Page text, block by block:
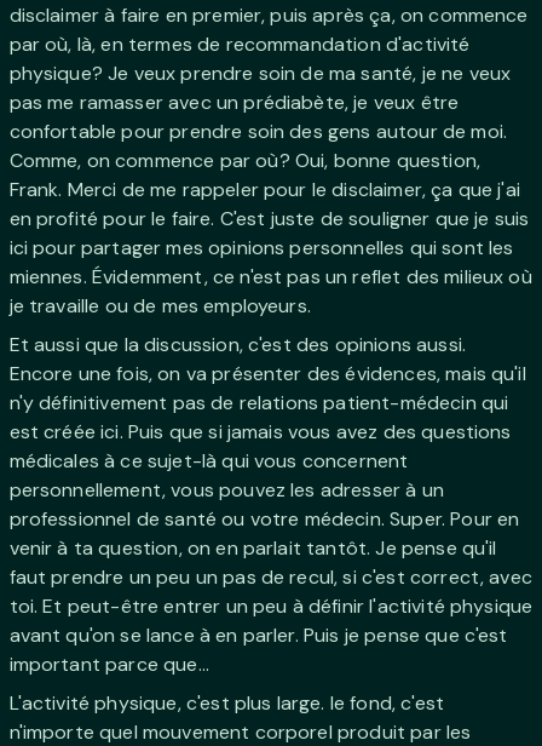
disclaimer à faire en premier, puis après ça, on commence
par où, là, en termes de recommandation d'activité
physique? Je veux prendre soin de ma santé, je ne veux
pas me ramasser avec un prédiabète, je veux être
confortable pour prendre soin des gens autour de moi.
Comme, on commence par où? Oui, bonne question,
Frank. Merci de me rappeler pour le disclaimer, ça que j'ai
en profité pour le faire. C'est juste de souligner que je suis
ici pour partager mes opinions personnelles qui sont les
miennes. Évidemment, ce n'est pas un reflet des milieux où
je travaille ou de mes employeurs.
Et aussi que la discussion, c'est des opinions aussi.
Encore une fois, on va présenter des évidences, mais qu'il
n'y définitivement pas de relations patient-médecin qui
est créée ici. Puis que si jamais vous avez des questions
médicales à ce sujet-là qui vous concernent
personnellement, vous pouvez les adresser à un
professionnel de santé ou votre médecin. Super. Pour en
venir à ta question, on en parlait tantôt. Je pense qu'il
faut prendre un peu un pas de recul, si c'est correct, avec
toi. Et peut-être entrer un peu à définir l'activité physique
avant qu'on se lance à en parler. Puis je pense que c'est
important parce que...
L'activité physique, c'est plus large. le fond, c'est
n'importe quel mouvement corporel produit par les